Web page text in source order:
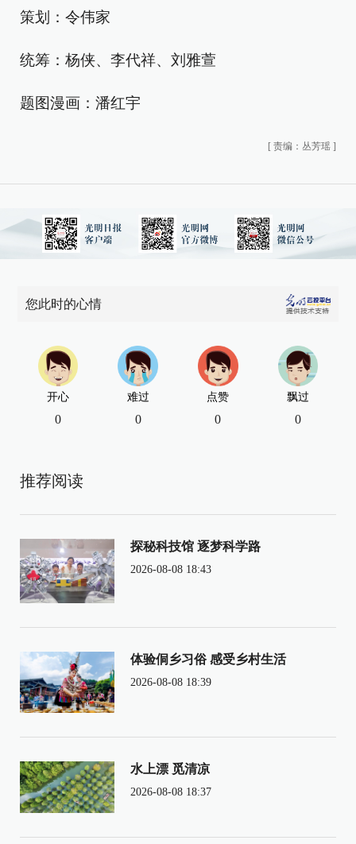
策划：令伟家
统筹：杨侠、李代祥、刘雅萱
题图漫画：潘红宇
[ 责编：丛芳瑶 ]
您此时的心情
开心
0
难过
0
点赞
0
飘过
0
推荐阅读
探秘科技馆 逐梦科学路
2026-08-08 18:43
体验侗乡习俗 感受乡村生活
2026-08-08 18:39
水上漂 觅清凉
2026-08-08 18:37